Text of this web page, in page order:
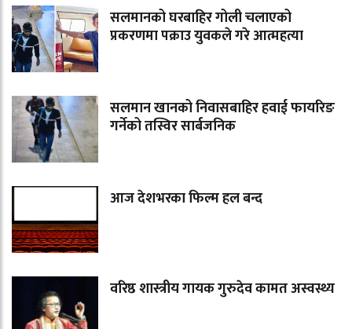
सलमानको घरबाहिर गोली चलाएको
प्रकरणमा पक्राउ युवकले गरे आत्महत्या
सलमान खानको निवासबाहिर हवाई फायरिङ
गर्नेको तस्विर सार्बजनिक
आज देशभरका फिल्म हल बन्द
वरिष्ठ शास्त्रीय गायक गुरुदेव कामत अस्वस्थ्य